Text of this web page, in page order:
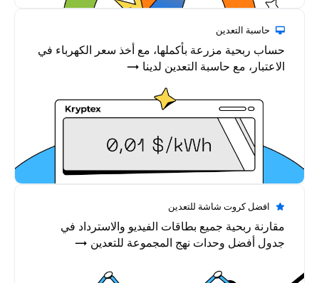
حاسبة التعدين
حساب ربحية مزرعة بأكملها، مع أخذ سعر الكهرباء في
الاعتبار، مع حاسبة التعدين لدينا →
افضل كروت شاشة للتعدين
مقارنة ربحية جميع بطاقات الفيديو والاسترداد في
جدول أفضل وحدات نهج المجموعة للتعدين →